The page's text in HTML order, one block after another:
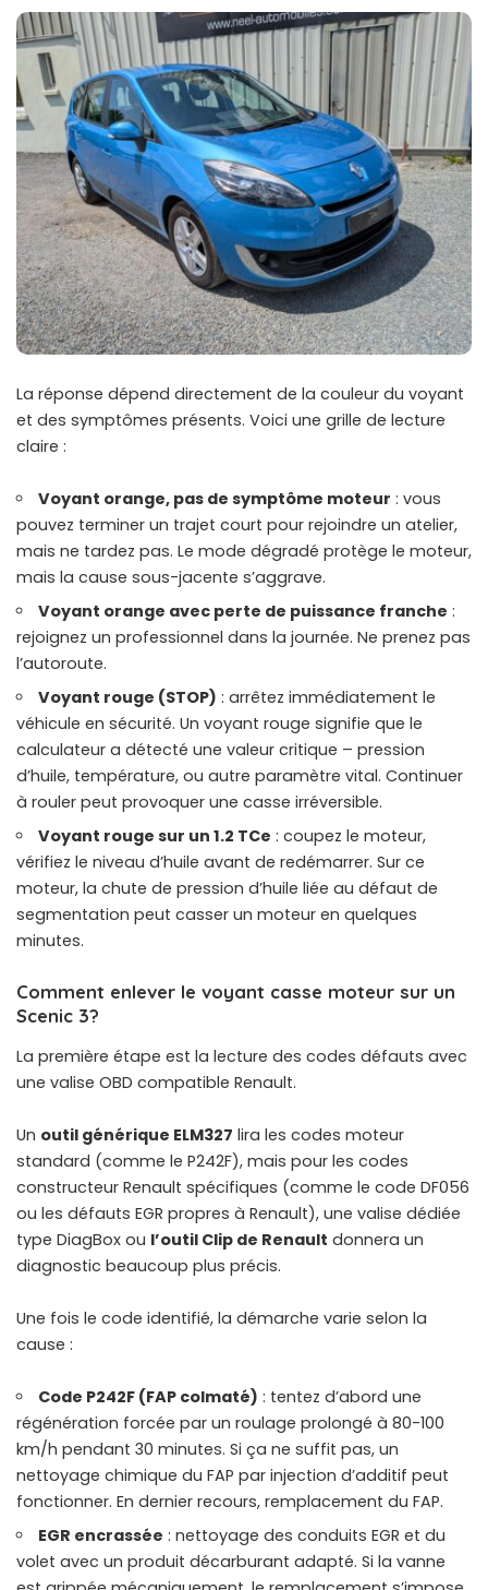
La réponse dépend directement de la couleur du voyant
et des symptômes présents. Voici une grille de lecture
claire :
Voyant orange, pas de symptôme moteur : vous
pouvez terminer un trajet court pour rejoindre un atelier,
mais ne tardez pas. Le mode dégradé protège le moteur,
mais la cause sous-jacente s’aggrave.
Voyant orange avec perte de puissance franche :
rejoignez un professionnel dans la journée. Ne prenez pas
l’autoroute.
Voyant rouge (STOP) : arrêtez immédiatement le
véhicule en sécurité. Un voyant rouge signifie que le
calculateur a détecté une valeur critique – pression
d’huile, température, ou autre paramètre vital. Continuer
à rouler peut provoquer une casse irréversible.
Voyant rouge sur un 1.2 TCe : coupez le moteur,
vérifiez le niveau d’huile avant de redémarrer. Sur ce
moteur, la chute de pression d’huile liée au défaut de
segmentation peut casser un moteur en quelques
minutes.
Comment enlever le voyant casse moteur sur un
Scenic 3?
La première étape est la lecture des codes défauts avec
une valise OBD compatible Renault.
Un outil générique ELM327 lira les codes moteur
standard (comme le P242F), mais pour les codes
constructeur Renault spécifiques (comme le code DF056
ou les défauts EGR propres à Renault), une valise dédiée
type DiagBox ou l’outil Clip de Renault donnera un
diagnostic beaucoup plus précis.
Une fois le code identifié, la démarche varie selon la
cause :
Code P242F (FAP colmaté) : tentez d’abord une
régénération forcée par un roulage prolongé à 80-100
km/h pendant 30 minutes. Si ça ne suffit pas, un
nettoyage chimique du FAP par injection d’additif peut
fonctionner. En dernier recours, remplacement du FAP.
EGR encrassée : nettoyage des conduits EGR et du
volet avec un produit décarburant adapté. Si la vanne